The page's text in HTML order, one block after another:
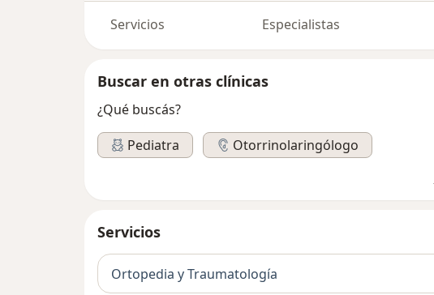
Servicios Especialistas
Buscar en otras clínicas
¿Qué buscás?
Pediatra
Otorrinolaringólogo
Servicios
Ortopedia y Traumatología